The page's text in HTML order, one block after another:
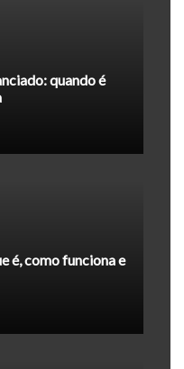
quando é
é, como funciona e